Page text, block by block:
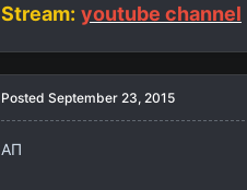
Stream: youtube channel
Posted September 23, 2015
АП